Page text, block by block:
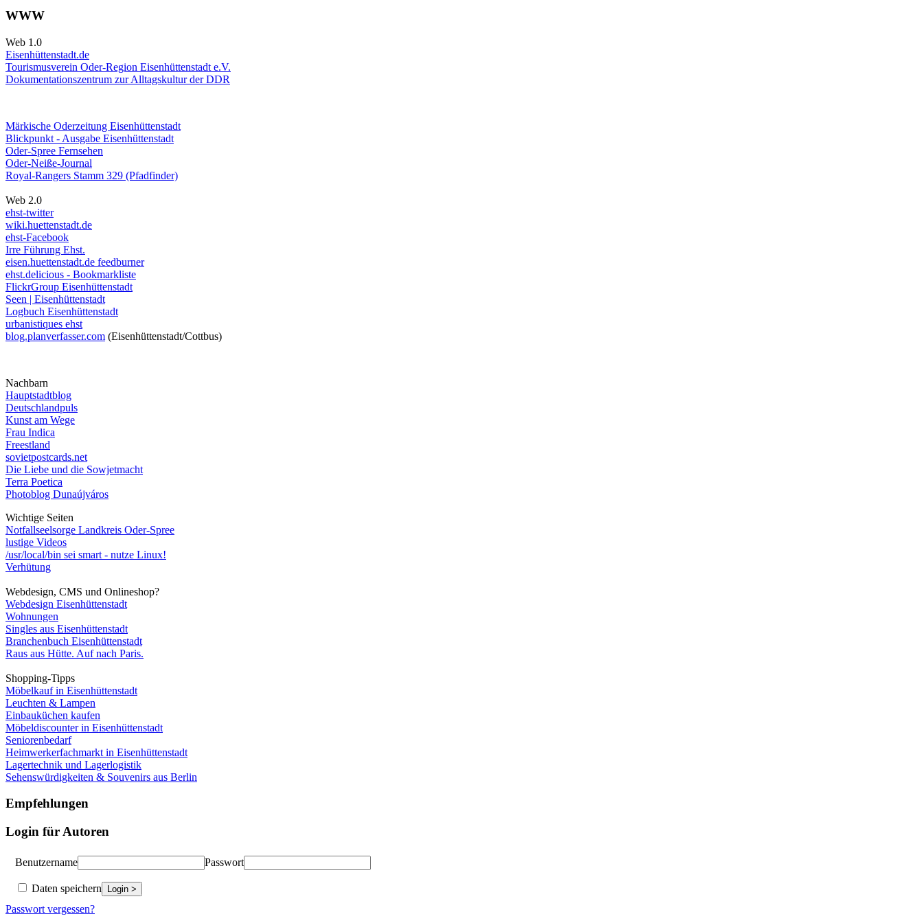
WWW
Web 1.0
Eisenhüttenstadt.de
Tourismusverein Oder-Region Eisenhüttenstadt e.V.
Dokumentationszentrum zur Alltagskultur der DDR
Märkische Oderzeitung Eisenhüttenstadt
Blickpunkt - Ausgabe Eisenhüttenstadt
Oder-Spree Fernsehen
Oder-Neiße-Journal
Royal-Rangers Stamm 329 (Pfadfinder)
Web 2.0
ehst-twitter
wiki.huettenstadt.de
ehst-Facebook
Irre Führung Ehst.
eisen.huettenstadt.de feedburner
ehst.delicious - Bookmarkliste
FlickrGroup Eisenhüttenstadt
Seen | Eisenhüttenstadt
Logbuch Eisenhüttenstadt
urbanistiques ehst
blog.planverfasser.com (Eisenhüttenstadt/Cottbus)
Nachbarn
Hauptstadtblog
Deutschlandpuls
Kunst am Wege
Frau Indica
Freestland
sovietpostcards.net
Die Liebe und die Sowjetmacht
Terra Poetica
Photoblog Dunaújváros
Wichtige Seiten
Notfallseelsorge Landkreis Oder-Spree
lustige Videos
/usr/local/bin sei smart - nutze Linux!
Verhütung
Webdesign, CMS und Onlineshop?
Webdesign Eisenhüttenstadt
Wohnungen
Singles aus Eisenhüttenstadt
Branchenbuch Eisenhüttenstadt
Raus aus Hütte. Auf nach Paris.
Shopping-Tipps
Möbelkauf in Eisenhüttenstadt
Leuchten & Lampen
Einbauküchen kaufen
Möbeldiscounter in Eisenhüttenstadt
Seniorenbedarf
Heimwerkerfachmarkt in Eisenhüttenstadt
Lagertechnik und Lagerlogistik
Sehenswürdigkeiten & Souvenirs aus Berlin
Empfehlungen
Login für Autoren
Benutzername Passwort
Daten speichern
Passwort vergessen?